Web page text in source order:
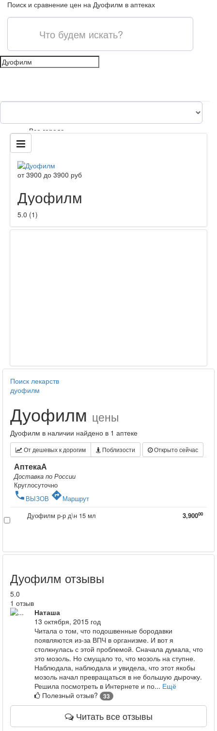
Поиск и сравнение цен на Дуофилм в аптеках
content_paste
Все города
от3900 до 3900 руб
Дуофилм
5.0 (1)
Поиск лекарств
дуофилм
Дуофилм цены
Дуофилм в наличии найдено в 1 аптеке
От дешевых к дорогим Поблизости Открыто сейчас
АптекаА
Доставка по России
Круглосуточно
phone ВЫЗОВ directionsМаршрут
Дуофилм р-р д\н 15 мл
3,90000
Дуофилм отзывы
5.0
1 отзыв
Наташа
13 октября, 2015 год
Читала о том, что подошвенные бородавки
появляются из-за ВПЧ в организме. И вот я
столкнулась с этой проблемой. Сначала думала, что
это мозоль. Но смущало то, что мозоль на ступне.
Наблюдала, наблюдала и увидела, что этот якобы
мозоль начал превращаться в не большую дырочку.
Решила посмотреть в Интернете и по... Ещё
Полезный отзыв?
33
Читать все отзывы